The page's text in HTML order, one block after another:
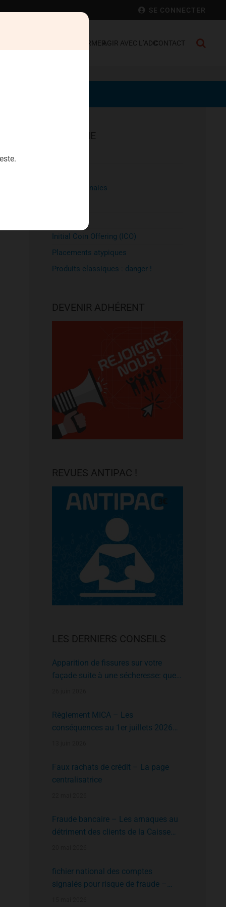
SE CONNECTER
S’INFORMERAGIR AVEC L’ADCCONTACT
EPARGNE
Cryptomonnaies
Initial Coin Offering (ICO)
Placements atypiques
Produits classiques : danger !
DEVENIR ADHÉRENT
REVUES ANTIPAC !
LES DERNIERS CONSEILS
Apparition de fissures sur votre
façade suite à une sécheresse: que
Règlement MICA – Les
conséquences au 1er juillets 2026
Faux rachats de crédit – La page
centralisatrice
Fraude bancaire – Les arnaques au
détriment des clients de la Caisse
fichier national des comptes
signalés pour risque de fraude –